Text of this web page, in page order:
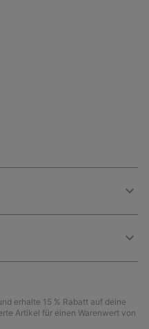
erhalte 15 % Rabatt auf deine
Artikel für einen Warenwert von